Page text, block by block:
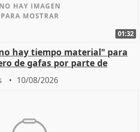
01:32
hay tiempo material" para
de gafas por parte de
10/08/2026